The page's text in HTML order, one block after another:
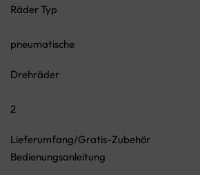
Räder Typ
pneumatische
Drehräder
2
Lieferumfang/Gratis-Zubehör
Bedienungsanleitung